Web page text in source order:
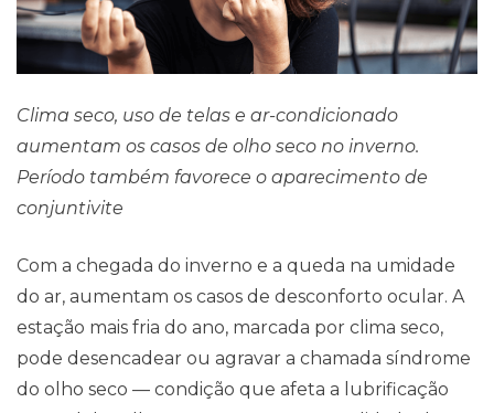
Blog
Clima seco, uso de telas e ar-condicionado
aumentam os casos de olho seco no inverno.
Período também favorece o aparecimento de
conjuntivite
Com a chegada do inverno e a queda na umidade
do ar, aumentam os casos de desconforto ocular. A
estação mais fria do ano, marcada por clima seco,
pode desencadear ou agravar a chamada síndrome
do olho seco — condição que afeta a lubrificação